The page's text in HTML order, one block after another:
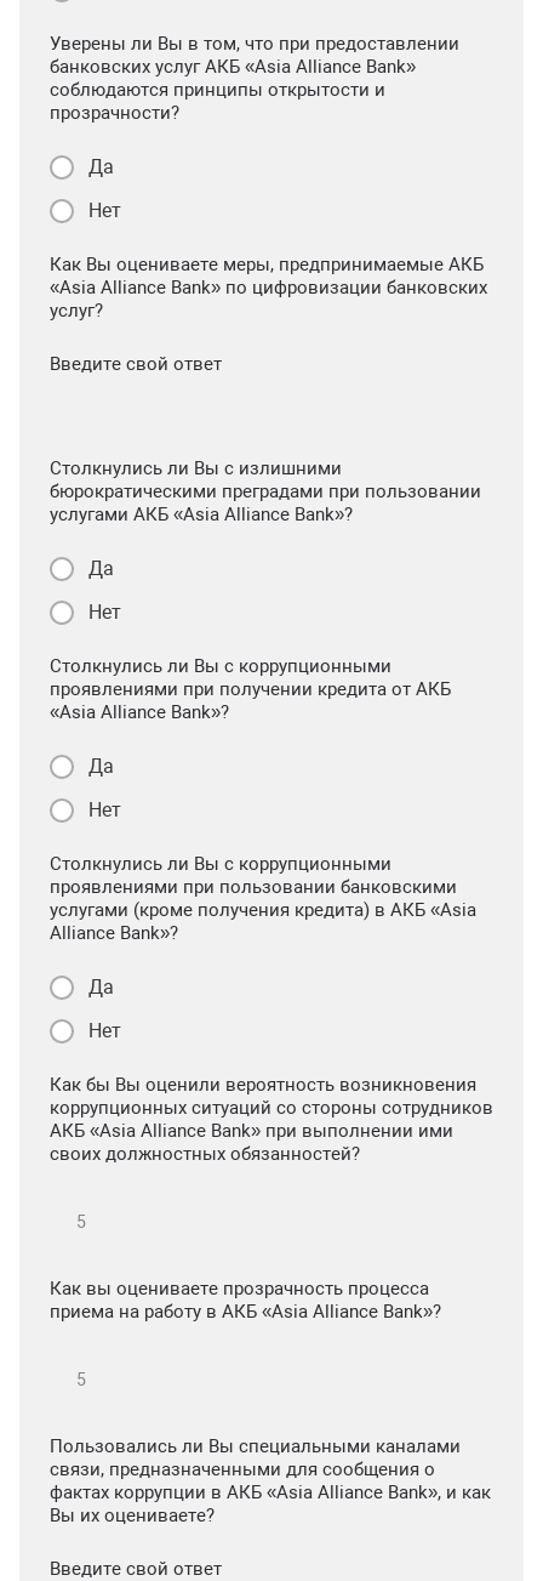
Уверены ли Вы в том, что при предоставлении
банковских услуг АКБ «Asia Alliance Bank»
соблюдаются принципы открытости и
прозрачности?
Да
Нет
Как Вы оцениваете меры, предпринимаемые АКБ
«Asia Alliance Bank» по цифровизации банковских
услуг?
Введите свой ответ
Столкнулись ли Вы с излишними
бюрократическими преградами при пользовании
услугами АКБ «Asia Alliance Bank»?
Да
Нет
Столкнулись ли Вы с коррупционными
проявлениями при получении кредита от АКБ
«Asia Alliance Bank»?
Да
Нет
Столкнулись ли Вы с коррупционными
проявлениями при пользовании банковскими
услугами (кроме получения кредита) в АКБ «Asia
Alliance Bank»?
Да
Нет
Как бы Вы оценили вероятность возникновения
коррупционных ситуаций со стороны сотрудников
АКБ «Asia Alliance Bank» при выполнении ими
своих должностных обязанностей?
Как вы оцениваете прозрачность процесса
приема на работу в АКБ «Asia Alliance Bank»?
Пользовались ли Вы специальными каналами
связи, предназначенными для сообщения о
фактах коррупции в АКБ «Asia Alliance Bank», и как
Вы их оцениваете?
Введите свой ответ